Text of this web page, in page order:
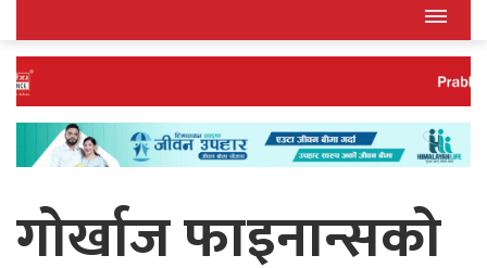
गोर्खाज फाइनान्सको